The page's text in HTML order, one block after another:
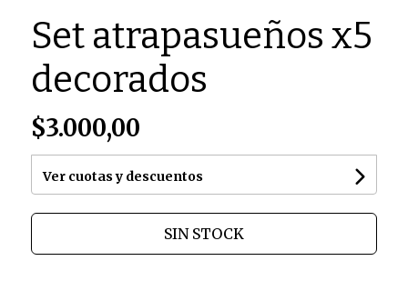
Set atrapasueños x5
decorados
$3.000,00
Ver cuotas y descuentos
SIN STOCK